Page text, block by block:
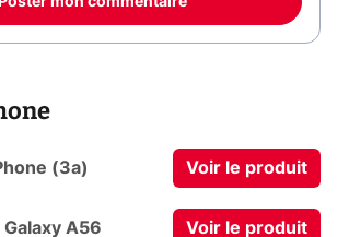
(3a) Voir le produit
A56 Voir le produit